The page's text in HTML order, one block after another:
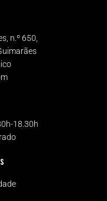
n.º 650,
18.30h